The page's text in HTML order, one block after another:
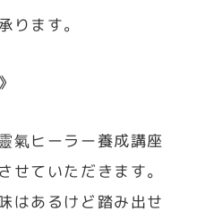
ります。
氣ヒーラー養成講座
せていただきます。
はあるけど踏み出せ